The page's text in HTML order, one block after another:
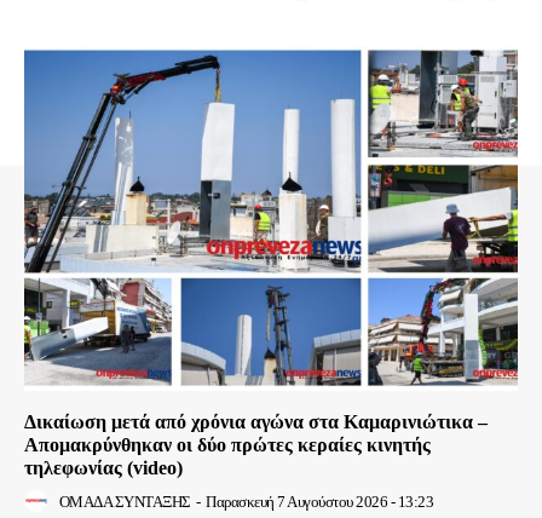
Δικαίωση μετά από χρόνια αγώνα στα Καμαρινιώτικα –
Απομακρύνθηκαν οι δύο πρώτες κεραίες κινητής
τηλεφωνίας (video)
ΟΜΑΔΑ ΣΥΝΤΑΞΗΣ - Παρασκευή 7 Αυγούστου 2026 - 13:23